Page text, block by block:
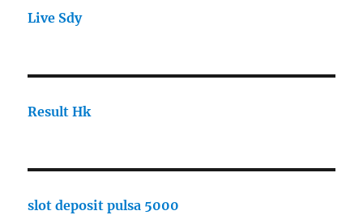
Live Sdy
Result Hk
slot deposit pulsa 5000